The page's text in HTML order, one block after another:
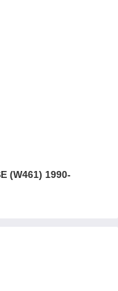
(W461) 1990-